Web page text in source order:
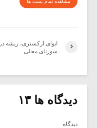
مشاهده تمام پست ها
ابوای ارکستری، ریشه در
سورنای محلی
دیدگاه ها ۱۳
دیدگاه